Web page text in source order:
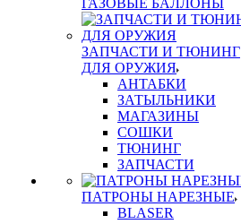
ГАЗОВЫЕ БАЛЛОНЫ
ЗАПЧАСТИ И ТЮНИНГ
ДЛЯ ОРУЖИЯ
АНТАБКИ
ЗАТЫЛЬНИКИ
МАГАЗИНЫ
СОШКИ
ТЮНИНГ
ЗАПЧАСТИ
ПАТРОНЫ НАРЕЗНЫЕ
BLASER